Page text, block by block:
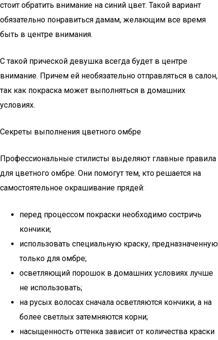
стоит обратить внимание на синий цвет. Такой вариант
обязательно понравиться дамам, желающим все время
быть в центре внимания.
С такой прической девушка всегда будет в центре
внимание. Причем ей необязательно отправляться в салон,
так как покраска может выполняться в домашних
условиях.
Секреты выполнения цветного омбре
Профессиональные стилисты выделяют главные правила
для цветного омбре. Они помогут тем, кто решается на
самостоятельное окрашивание прядей:
перед процессом покраски необходимо состричь
кончики;
использовать специальную краску, предназначенную
только для омбре;
осветляющий порошок в домашних условиях лучше
не использовать;
на русых волосах сначала осветляются кончики, а на
более светлых затемняются корни;
насыщенность оттенка зависит от количества краски